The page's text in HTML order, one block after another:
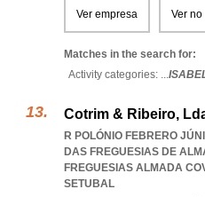
Ver empresa Ver
Matches in the search for:
Activity categories: ...
Cotrim & Ribeiro,
R POLÓNIO FEBRERO
DAS FREGUESIAS DE
FREGUESIAS ALMADA
SETUBAL